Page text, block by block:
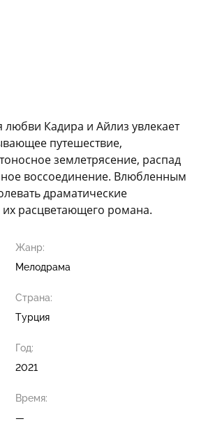
Кадира и Айлиз увлекает
путешествие,
землетрясение, распад
воссоединение. Влюбленным
драматические
их расцветающего романа.
Жанр:
Мелодрама
Страна:
Турция
Год:
2021
Время:
—